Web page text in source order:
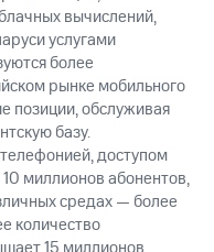
вычислений,
услугами
более
рынке мобильного
позиции, обслуживая
базу.
доступом
миллионов абонентов,
средах — более
количество